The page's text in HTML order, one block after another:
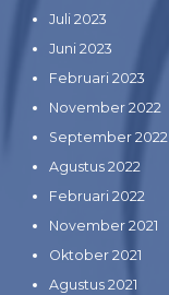
Juli 2023
Juni 2023
Februari 2023
November 2022
September 2022
Agustus 2022
Februari 2022
November 2021
Oktober 2021
Agustus 2021